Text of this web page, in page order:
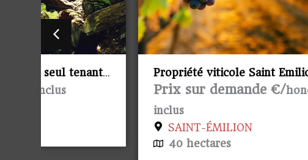
Propriété viticole Saint Emilion
Prix sur demande €/honoraires
SAINT-ÉMILION